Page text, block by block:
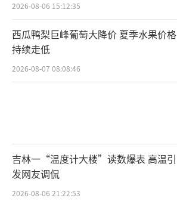
2026-08-06 15:12:35
西瓜鸭梨巨峰葡萄大降价 夏季水果价格
持续走低
2026-08-07 08:08:46
吉林一“温度计大楼”读数爆表 高温引
发网友调侃
2026-08-06 21:22:53